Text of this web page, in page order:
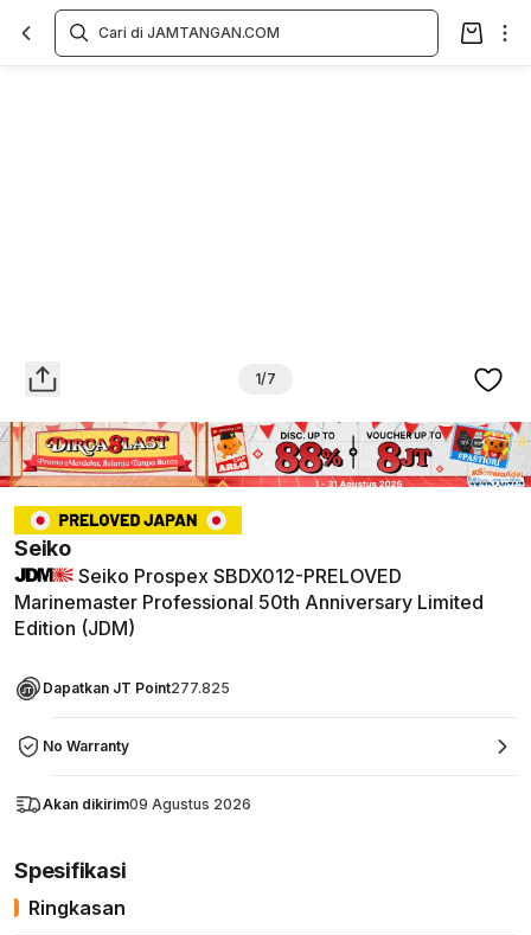
1/7
Seiko
Seiko Prospex SBDX012-PRELOVED
Marinemaster Professional 50th Anniversary Limited
Edition (JDM)
Dapatkan JT Point277.825
No Warranty
Akan dikirim09 Agustus 2026
Spesifikasi
Ringkasan